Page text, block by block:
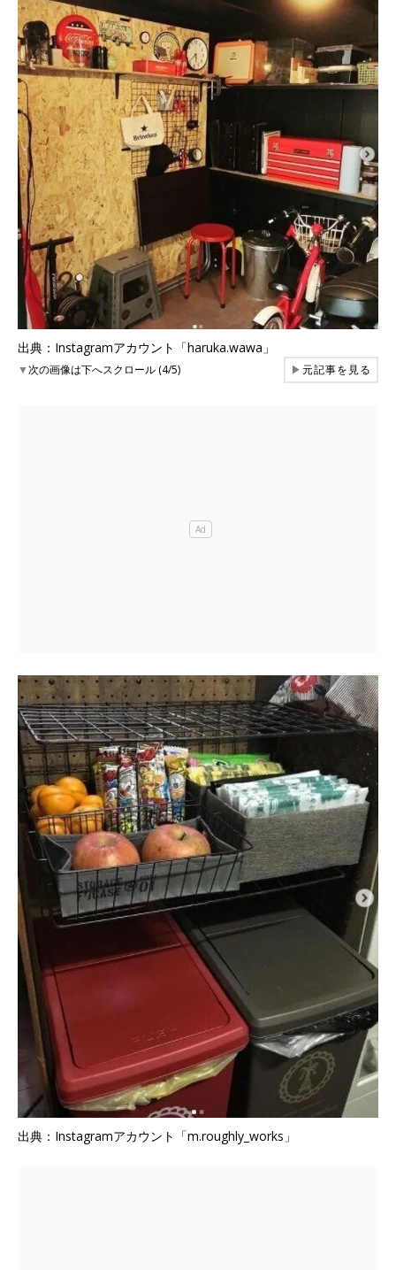
出典：Instagramアカウント「haruka.wawa」
▼次の画像は下へスクロール (4/5) ▶元記事を見る
出典：Instagramアカウント「m.roughly_works」